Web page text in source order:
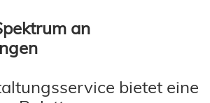
an
bietet eine